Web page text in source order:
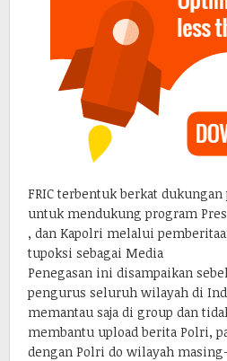
FRIC terbentuk berkat
untuk mendukung program
, dan Kapolri melalui
tupoksi sebagai Media
Penegasan ini disampaikan
pengurus seluruh wilayah di
memantau saja di group dan
membantu upload berita Polri,
dengan Polri do wilayah